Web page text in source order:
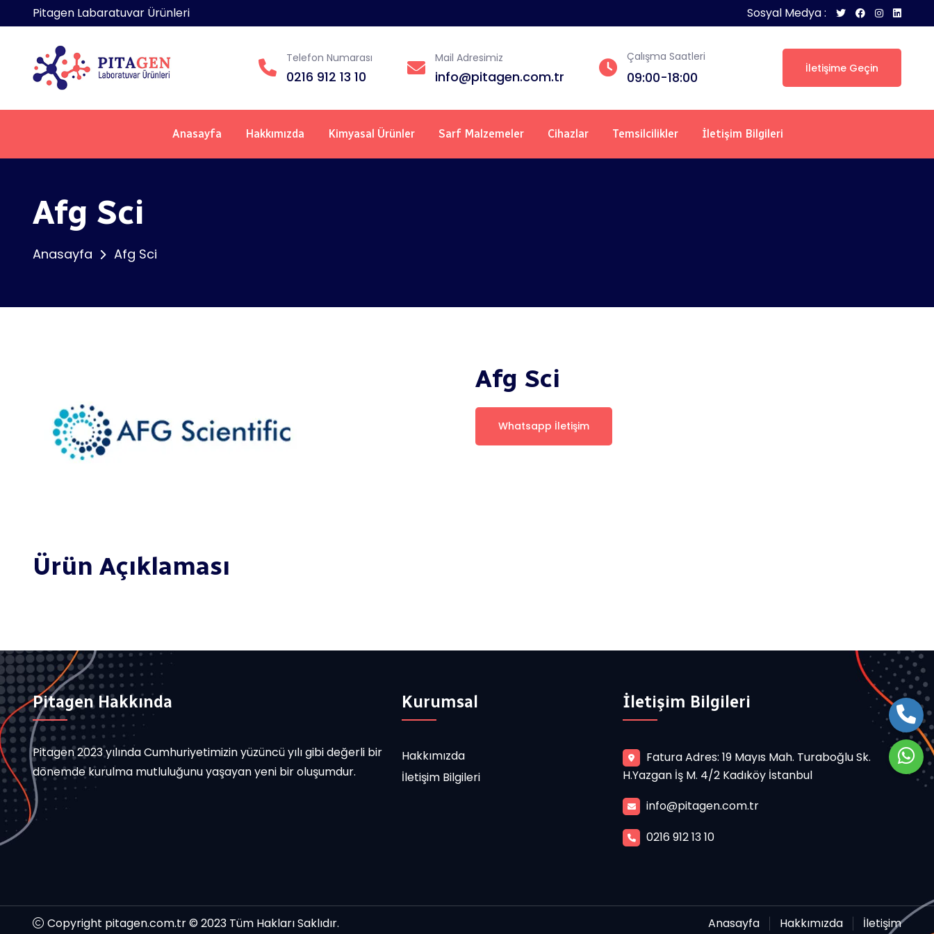
Pitagen Labaratuvar Ürünleri Sosyal Medya :
Telefon Numarası
0216 912 13 10
Mail Adresimiz
info@pitagen.com.tr
Çalışma Saatleri
09:00-18:00
İletişime Geçin
Anasayfa Hakkımızda Kimyasal Ürünler Sarf Malzemeler Cihazlar Temsilcilikler İletişim Bilgileri
Afg Sci
Anasayfa Afg Sci
Afg Sci
Whatsapp İletişim
Ürün Açıklaması
Pitagen Hakkında
Pitagen 2023 yılında Cumhuriyetimizin yüzüncü yılı gibi değerli bir
dönemde kurulma mutluluğunu yaşayan yeni bir oluşumdur.
Kurumsal
Hakkımızda
İletişim Bilgileri
İletişim Bilgileri
Fatura Adres: 19 Mayıs Mah. Turaboğlu Sk.
H.Yazgan İş M. 4/2 Kadıköy İstanbul
info@pitagen.com.tr
0216 912 13 10
Copyright pitagen.com.tr © 2023 Tüm Hakları Saklıdır. Anasayfa Hakkımızda İletişim